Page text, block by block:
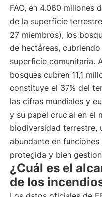
FAO, en 4.060 millones
de la superficie
27 miembros), los
de hectáreas,
superficie comunitaria.
bosques cubren 11,1
constituye el 37% del
las cifras mundiales y
y su papel crucial en el
biodiversidad terrestre,
abundante en
protegida y bien
¿Cuál es el
de los